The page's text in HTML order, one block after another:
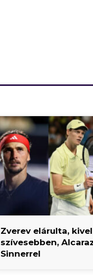
Zverev elárulta,
szívesebben,
Sinnerrel